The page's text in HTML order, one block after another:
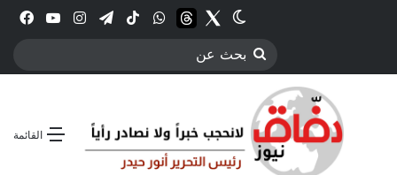
انستقرامتيلقرام‫TikTokواتسابthreadsTwitter
الوضع المظلم
بحث
القائمة